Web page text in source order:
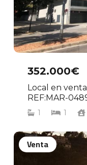
352.000€
Local en
REF:MAR-
1 1
Venta